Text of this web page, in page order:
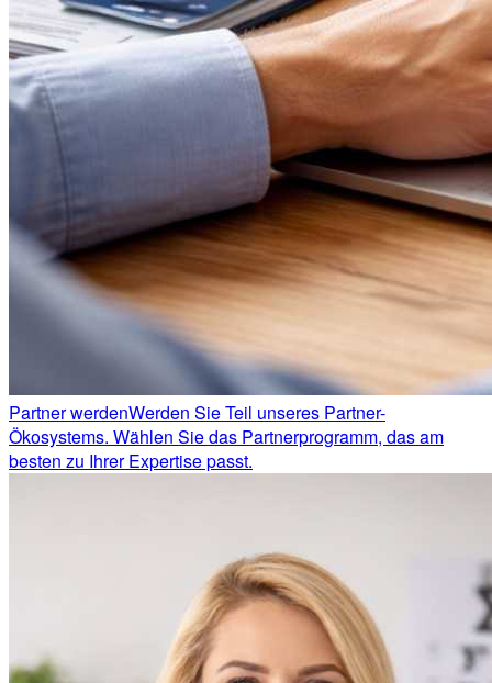
Partner werdenWerden Sie Teil unseres Partner-
Ökosystems. Wählen Sie das Partnerprogramm, das am
besten zu Ihrer Expertise passt.